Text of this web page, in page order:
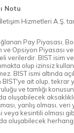
Notu
Hizmetleri A.Ş.
Pay Piyasası,
ve Opsiyon Piyasası
verilerdir. BIST isim
olup izinsiz
BIST ismi altında
ait olup, tekrar
ve tamlığı
oluşabilecek
yanlış olması,
kesintili olması
oluşabilecek